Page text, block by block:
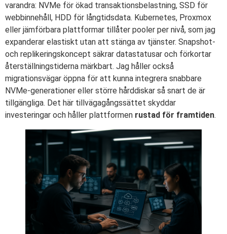
varandra: NVMe för ökad transaktionsbelastning, SSD för
webbinnehåll, HDD för långtidsdata. Kubernetes, Proxmox
eller jämförbara plattformar tillåter pooler per nivå, som jag
expanderar elastiskt utan att stänga av tjänster. Snapshot-
och replikeringskoncept säkrar datastatusar och förkortar
återställningstiderna märkbart. Jag håller också
migrationsvägar öppna för att kunna integrera snabbare
NVMe-generationer eller större hårddiskar så snart de är
tillgängliga. Det här tillvägagångssättet skyddar
investeringar och håller plattformen rustad för framtiden.